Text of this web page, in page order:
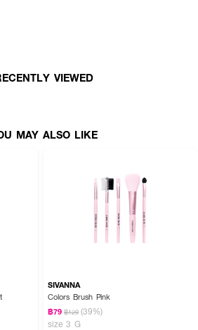
VIEWED
MAY ALSO LIKE
SIVANNA
Colors Brush Pink
฿79 ฿129 (39%)
size 3 G